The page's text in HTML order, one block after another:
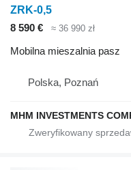
ZRK-0,5
8 590 €
≈ 36 990 zł
Mobilna mieszalnia pasz
Polska, Poznań
MHM INVESTMENTS